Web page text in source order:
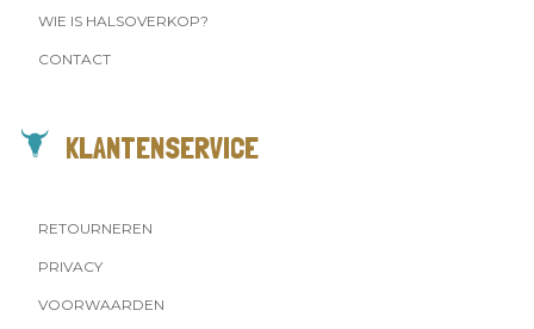
WIE IS HALSOVERKOP?
CONTACT
KLANTENSERVICE
RETOURNEREN
PRIVACY
VOORWAARDEN